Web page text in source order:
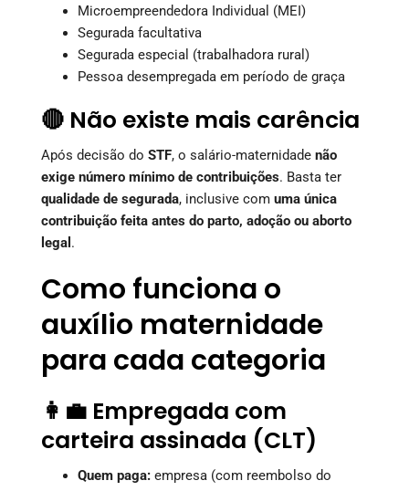
Microempreendedora Individual (MEI)
Segurada facultativa
Segurada especial (trabalhadora rural)
Pessoa desempregada em período de graça
🔴 Não existe mais carência
Após decisão do STF, o salário-maternidade não
exige número mínimo de contribuições. Basta ter
qualidade de segurada, inclusive com uma única
contribuição feita antes do parto, adoção ou aborto
legal .
Como funciona o
auxílio maternidade
para cada categoria
👩‍💼 Empregada com
carteira assinada (CLT)
Quem paga: empresa (com reembolso do